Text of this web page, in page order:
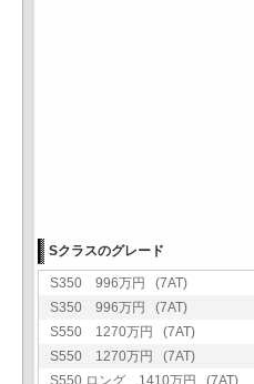
Sクラスのグレード
S350 996万円 (7AT)
S350 996万円 (7AT)
S550 1270万円 (7AT)
S550 1270万円 (7AT)
S550 ロング 1410万円 (7AT)